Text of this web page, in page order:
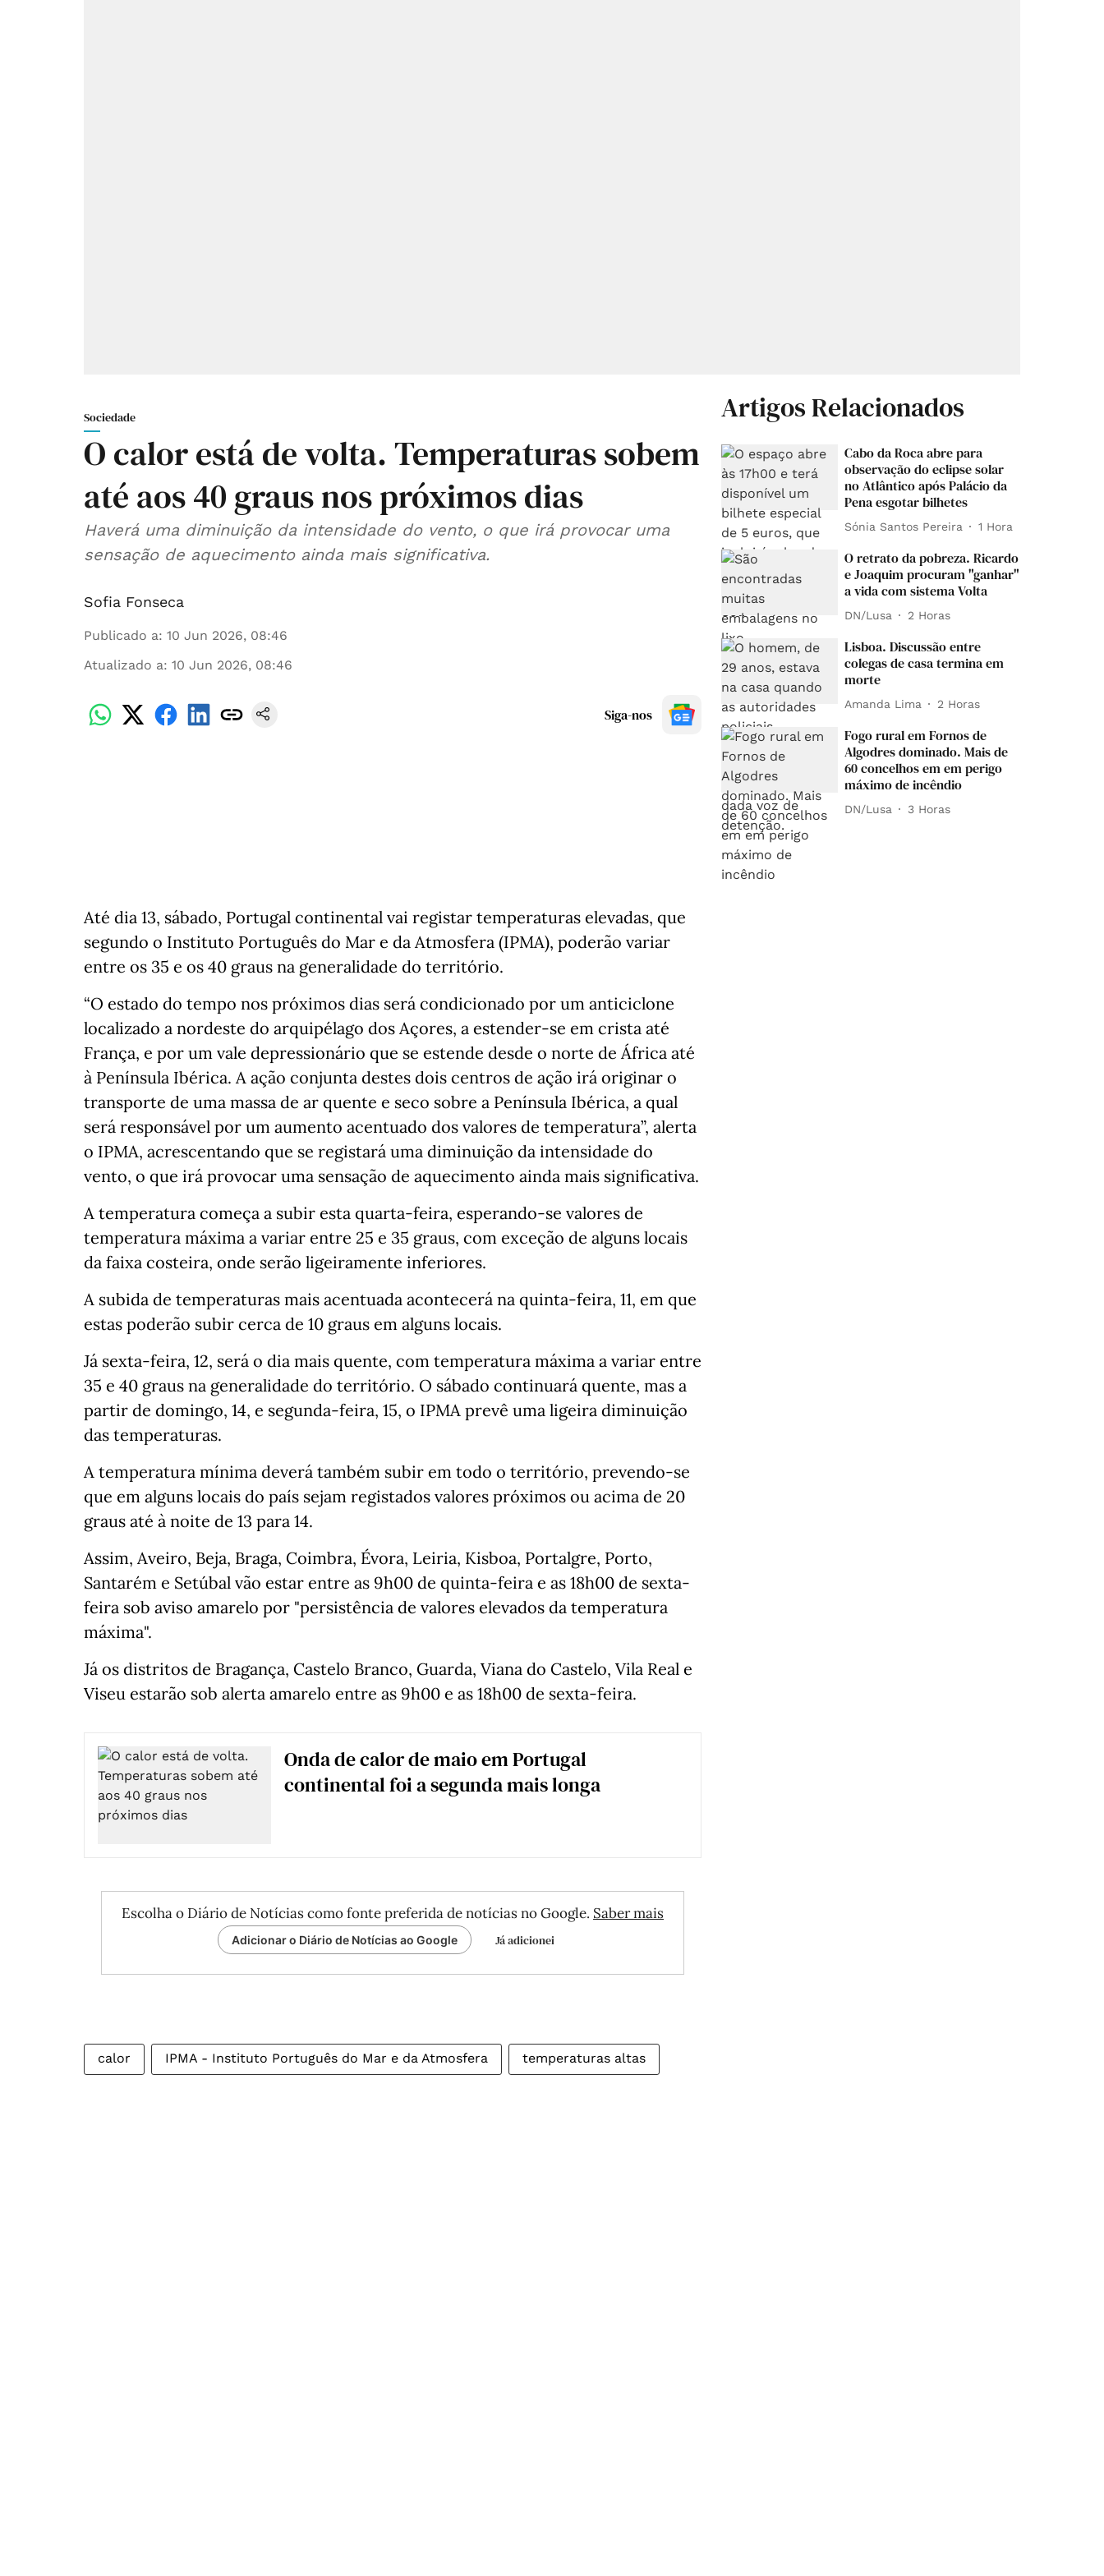
Sociedade
O calor está de volta. Temperaturas sobem
até aos 40 graus nos próximos dias
Haverá uma diminuição da intensidade do vento, o que irá provocar uma
sensação de aquecimento ainda mais significativa.
Sofia Fonseca
Publicado a: 10 Jun 2026, 08:46
Atualizado a: 10 Jun 2026, 08:46
Siga-nos
Até dia 13, sábado, Portugal continental vai registar temperaturas elevadas, que
segundo o Instituto Português do Mar e da Atmosfera (IPMA), poderão variar
entre os 35 e os 40 graus na generalidade do território.
“O estado do tempo nos próximos dias será condicionado por um anticiclone
localizado a nordeste do arquipélago dos Açores, a estender-se em crista até
França, e por um vale depressionário que se estende desde o norte de África até
à Península Ibérica. A ação conjunta destes dois centros de ação irá originar o
transporte de uma massa de ar quente e seco sobre a Península Ibérica, a qual
será responsável por um aumento acentuado dos valores de temperatura”, alerta
o IPMA, acrescentando que se registará uma diminuição da intensidade do
vento, o que irá provocar uma sensação de aquecimento ainda mais significativa.
A temperatura começa a subir esta quarta-feira, esperando-se valores de
temperatura máxima a variar entre 25 e 35 graus, com exceção de alguns locais
da faixa costeira, onde serão ligeiramente inferiores.
A subida de temperaturas mais acentuada acontecerá na quinta-feira, 11, em que
estas poderão subir cerca de 10 graus em alguns locais.
Já sexta-feira, 12, será o dia mais quente, com temperatura máxima a variar entre
35 e 40 graus na generalidade do território. O sábado continuará quente, mas a
partir de domingo, 14, e segunda-feira, 15, o IPMA prevê uma ligeira diminuição
das temperaturas.
A temperatura mínima deverá também subir em todo o território, prevendo-se
que em alguns locais do país sejam registados valores próximos ou acima de 20
graus até à noite de 13 para 14.
Assim, Aveiro, Beja, Braga, Coimbra, Évora, Leiria, Kisboa, Portalgre, Porto,
Santarém e Setúbal vão estar entre as 9h00 de quinta-feira e as 18h00 de sexta-
feira sob aviso amarelo por "persistência de valores elevados da temperatura
máxima".
Já os distritos de Bragança, Castelo Branco, Guarda, Viana do Castelo, Vila Real e
Viseu estarão sob alerta amarelo entre as 9h00 e as 18h00 de sexta-feira.
Onda de calor de maio em Portugal
continental foi a segunda mais longa
Escolha o Diário de Notícias como fonte preferida de notícias no Google. Saber mais
Adicionar o Diário de Notícias ao Google Já adicionei
calor IPMA - Instituto Português do Mar e da Atmosfera temperaturas altas
Artigos Relacionados
Cabo da Roca abre para
observação do eclipse solar
no Atlântico após Palácio da
Pena esgotar bilhetes
Sónia Santos Pereira 1 Hora
O retrato da pobreza. Ricardo
e Joaquim procuram "ganhar"
a vida com sistema Volta
DN/Lusa 2 Horas
Lisboa. Discussão entre
colegas de casa termina em
morte
Amanda Lima 2 Horas
Fogo rural em Fornos de
Algodres dominado. Mais de
60 concelhos em em perigo
máximo de incêndio
DN/Lusa 3 Horas